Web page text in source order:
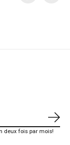
deux fois par mois!